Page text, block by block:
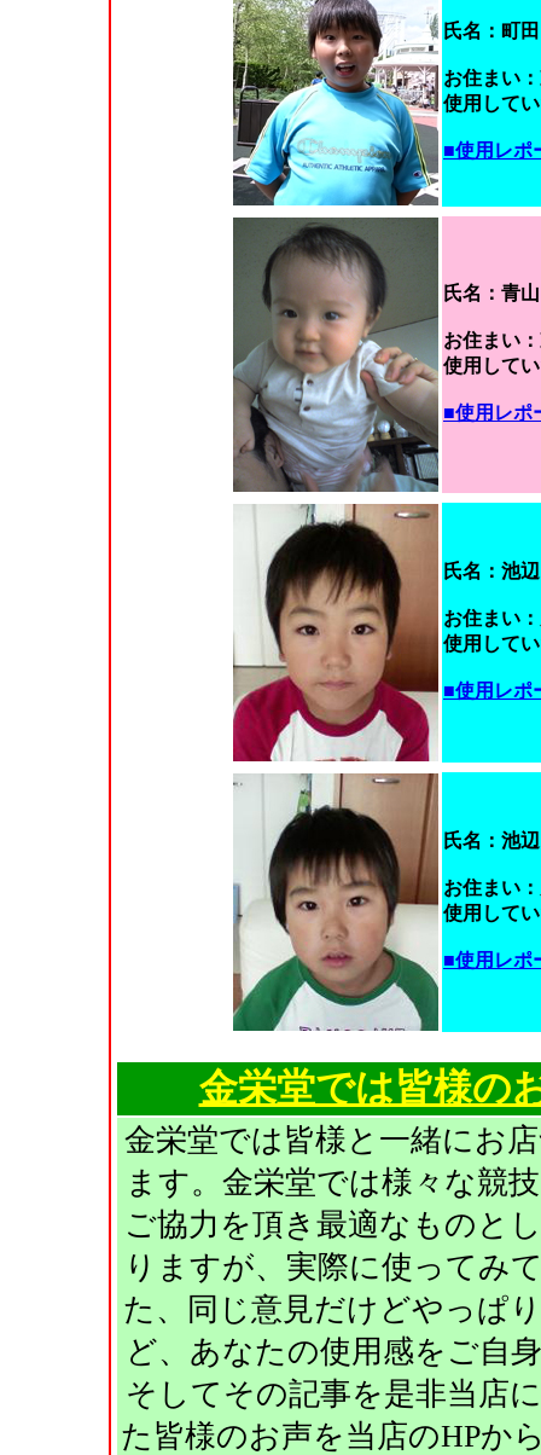
氏名：町
お住まい
使用して
■使用レポ
氏名：青
お住まい
使用して
■使用レポ
氏名：池
お住まい
使用して
■使用レポ
氏名：池
お住まい
使用して
■使用レポ
金栄堂では皆様の
金栄堂では皆様と一緒にお
ます。金栄堂では様々な競
ご協力を頂き最適なものと
りますが、実際に使ってみ
た、同じ意見だけどやっぱ
ど、あなたの使用感をご自
そしてその記事を是非当店
た皆様のお声を当店のHPか